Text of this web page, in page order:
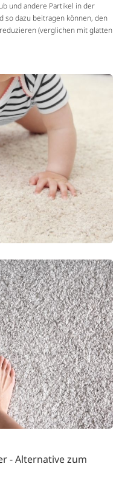
und andere Partikel in der
so dazu beitragen können, den
(verglichen mit glatten
- Alternative zum